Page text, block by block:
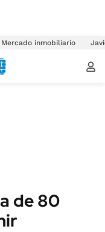
Mercado inmobiliario
de 80